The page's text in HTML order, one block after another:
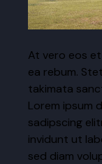
At vero eos
ea rebum.
takimata
Lorem ipsum
sadipscing
invidunt ut
sed diam